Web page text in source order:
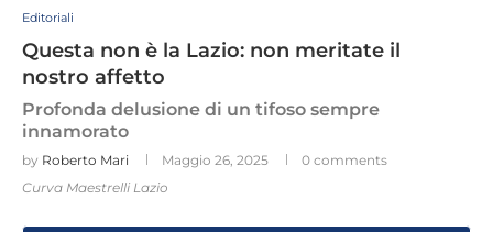
Editoriali
Questa non è la Lazio: non meritate il
nostro affetto
Profonda delusione di un tifoso sempre
innamorato
by Roberto Mari Maggio 26, 2025
0 comments
Curva Maestrelli Lazio